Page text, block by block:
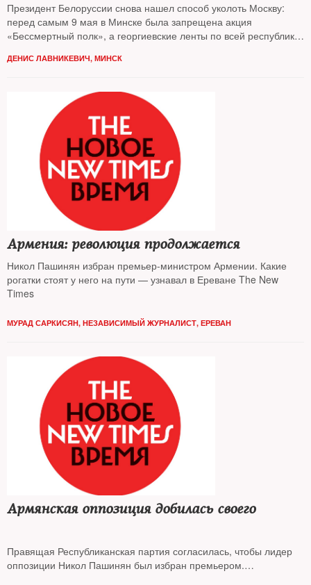
Президент Белоруссии снова нашел способ уколоть Москву:
перед самым 9 мая в Минске была запрещена акция
«Бессмертный полк», а георгиевские ленты по всей республике
ДЕНИС ЛАВНИКЕВИЧ, МИНСК
Армения: революция продолжается
Никол Пашинян избран премьер-министром Армении. Какие
рогатки стоят у него на пути — узнавал в Ереване The New
Times
МУРАД САРКИСЯН, НЕЗАВИСИМЫЙ ЖУРНАЛИСТ, ЕРЕВАН
Армянская оппозиция добилась своего
Правящая Республиканская партия согласилась, чтобы лидер
оппозиции Никол Пашинян был избран премьером.